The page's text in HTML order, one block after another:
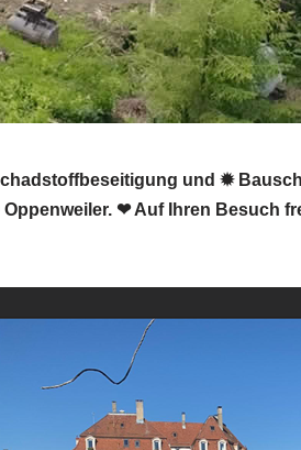
und ✹
❤ Auf Ihren Besuch